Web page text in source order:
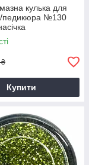
кулька для
педикюра №130
₴
Купити